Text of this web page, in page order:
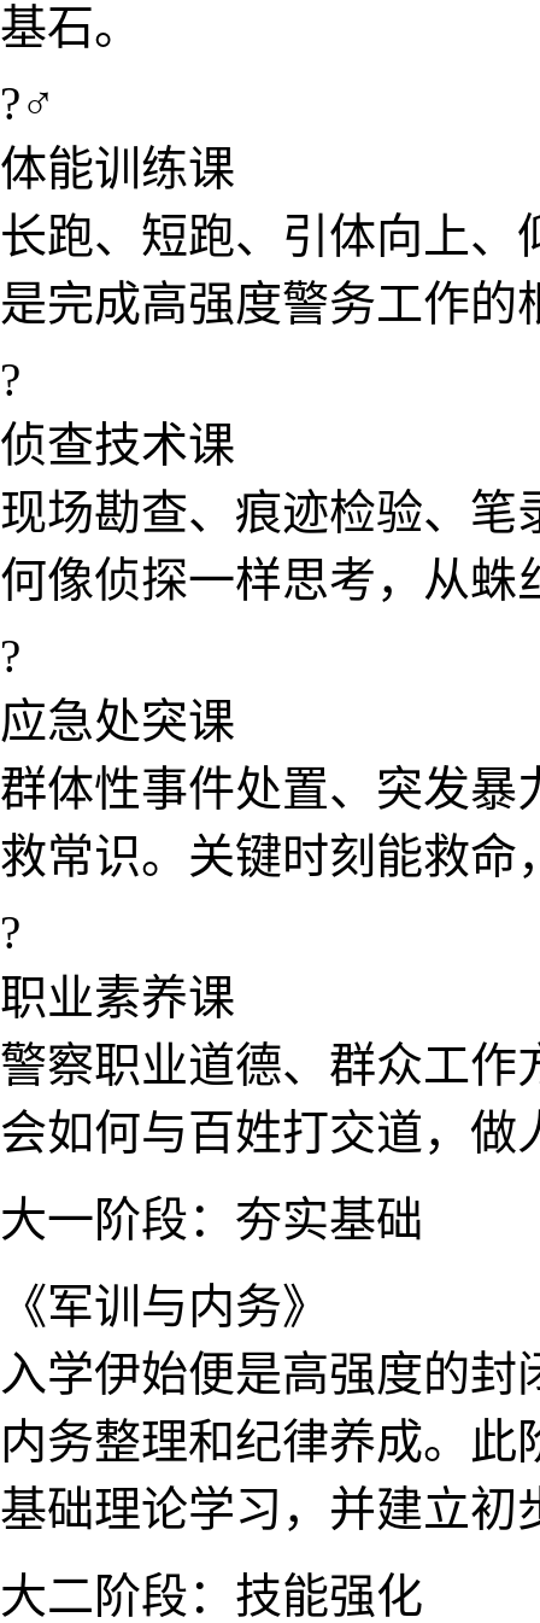
基石。
?‍♂️
体能训练课​
长跑、短跑、引体向上
是完成​高强度警​务工作的
?
侦​查技术课​
现场勘查、痕迹检验、笔
何像侦​探一样思考，从蛛
?
应急处突课
群体性事件处置​、突发暴
救​常识。关键时刻能救命
?
职业素养课
警​察职业​道德、群众工作
会如何与百姓打交道，做
大​一阶​段：夯实基础
《军训与内务》
入学伊始便是高强度的
内务整理和纪律养成。
基础​理论学习​，并建立初
大​二阶段​：技能强化